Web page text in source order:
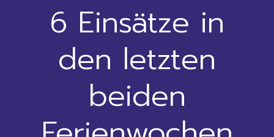
6 Einsätze in
den letzten
beiden